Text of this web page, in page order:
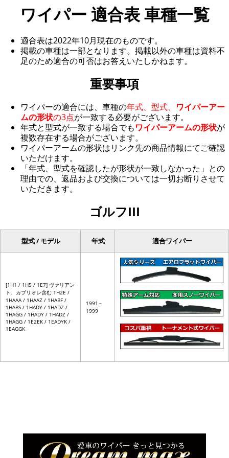
ワイパー 適合表 車種一覧
適合表は2022年10月現在のものです。
掲載の車種は一部となります。掲載以外の車種は資料不
足のため適合の可否はお答えいたしかねます。
重要事項
ワイパーの適合には、車種の年式、型式、 ワイパーアー
ムの形状の3点が一致する必要がございます。
年式と型式が一致する場合でもワイパーアームの形状が
複数存在する場合がございます。
ワイパーアームの形状はリンク先の商品情報にてご確認
いただけます。
「年式、型式を確認したが形状が一致しなかった」との
理由での、返品および交換については一切お断りさせて
いただきます。
ゴルフIII
型式 / モデル 年式 適合ワイパー
[1H1 / 1H5 / 1E7] ヴァリアン
ト、カブリオレ含む 1H2E /
1HAAA / 1HAAZ / 1HABF /
1HABS / 1HADY / 1HADZ /
1HAGG / 1HADY / 1HADZ /
1HAGG / 1E2EK / 1EADYK /
1EAGGK
1991～
1999